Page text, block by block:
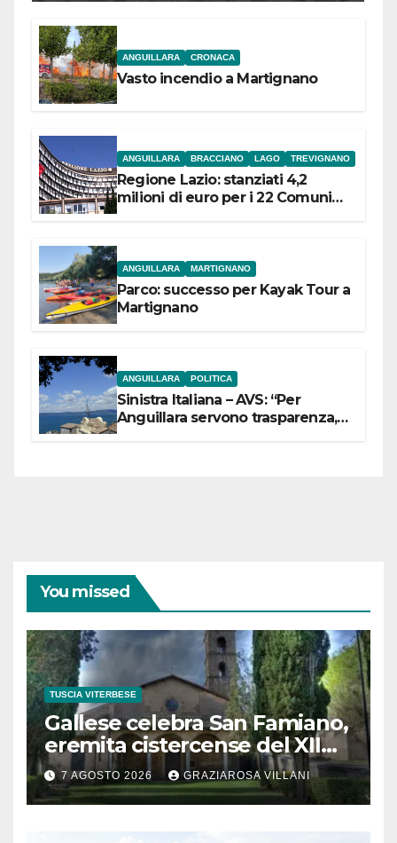
ANGUILLARA CRONACA
Vasto incendio a Martignano
ANGUILLARA BRACCIANO LAGO TREVIGNANO
Regione Lazio: stanziati 4,2
milioni di euro per i 22 Comuni
ANGUILLARA MARTIGNANO
Parco: successo per Kayak Tour a
Martignano
ANGUILLARA POLITICA
Sinistra Italiana – AVS: “Per
Anguillara servono trasparenza,
You missed
TUSCIA VITERBESE
Gallese celebra San Famiano,
eremita cistercense del XII
secolo
7 AGOSTO 2026 GRAZIAROSA VILLANI